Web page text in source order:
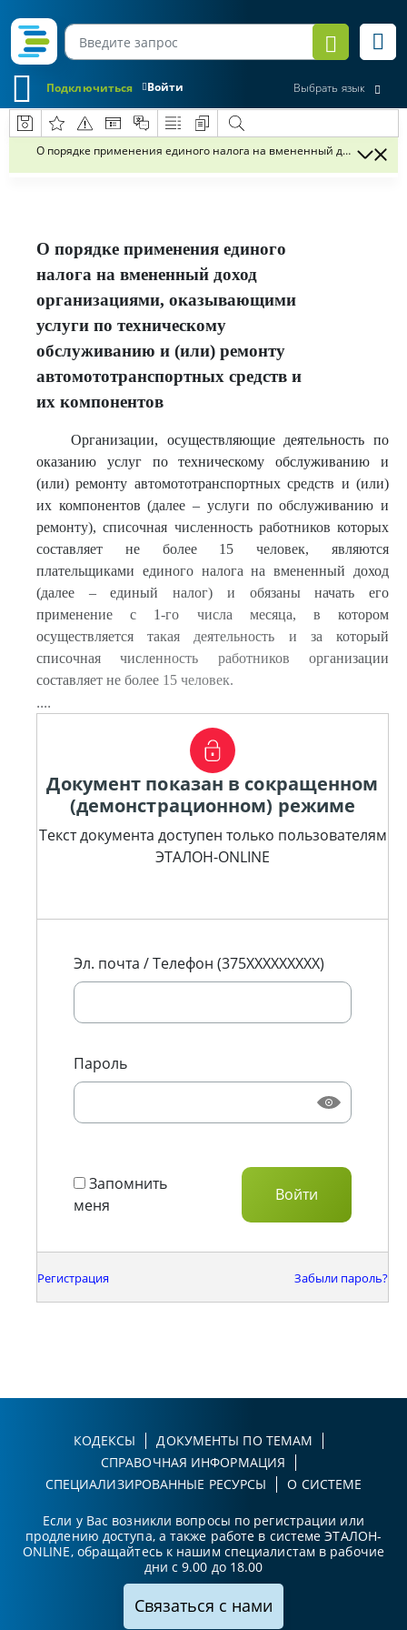
Войти
Подключиться Выбрать язык
О порядке применения единого налога на вмененный доход
О порядке применения единого
налога на вмененный доход
организациями, оказывающими
услуги по техническому
обслуживанию и (или) ремонту
автомототранспортных средств и
их компонентов
Организации, осуществляющие деятельность по
оказанию услуг по техническому обслуживанию и
(или) ремонту автомототранспортных средств и (или)
их компонентов (далее – услуги по обслуживанию и
ремонту), списочная численность работников которых
составляет не более 15 человек, являются
плательщиками единого налога на вмененный доход
(далее – единый налог) и обязаны начать его
применение с 1-го числа месяца, в котором
осуществляется такая деятельность и за который
списочная численность работников организации
составляет не более 15 человек.
....
Документ показан в сокращенном
(демонстрационном) режиме
Текст документа доступен только пользователям
ЭТАЛОН-ONLINE
Эл. почта / Телефон (375XXXXXXXXX)
Пароль
Запомнить
меня
Регистрация Забыли пароль?
КОДЕКСЫ
ДОКУМЕНТЫ ПО ТЕМАМ
СПРАВОЧНАЯ ИНФОРМАЦИЯ
СПЕЦИАЛИЗИРОВАННЫЕ РЕСУРСЫ
О СИСТЕМЕ
Если у Вас возникли вопросы по регистрации или
продлению доступа, а также работе в системе ЭТАЛОН-
ONLINE, обращайтесь к нашим специалистам в рабочие
дни с 9.00 до 18.00
Связаться с нами